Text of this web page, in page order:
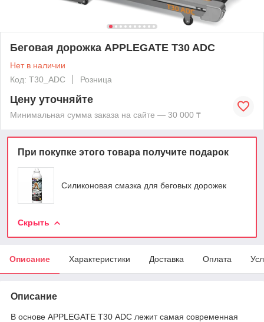
Беговая дорожка APPLEGATE T30 ADC
Нет в наличии
Код: T30_ADC
Розница
Цену уточняйте
Минимальная сумма заказа на сайте — 30 000 ₸
При покупке этого товара получите подарок
Силиконовая смазка для беговых дорожек
Скрыть
Описание Характеристики Доставка Оплата
Описание
В основе APPLEGATE T30 АDC лежит самая современная